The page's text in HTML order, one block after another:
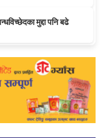
मुद्दा पनि बढे